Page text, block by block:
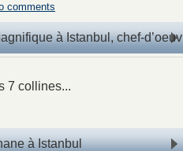
comments
à Istanbul, chef-
7 collines...
à Istanbul